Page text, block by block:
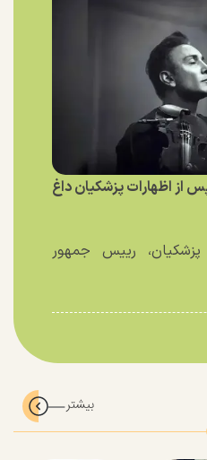
از اظهارات پزشکیان داغ
رییس جمهور